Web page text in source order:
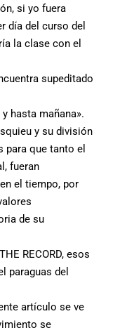
si yo fuera
día del curso del
la clase con el
supeditado
hasta mañana».
y su división
para que tanto el
fueran
el tiempo, por
de su
RECORD, esos
paraguas del
artículo se ve
se